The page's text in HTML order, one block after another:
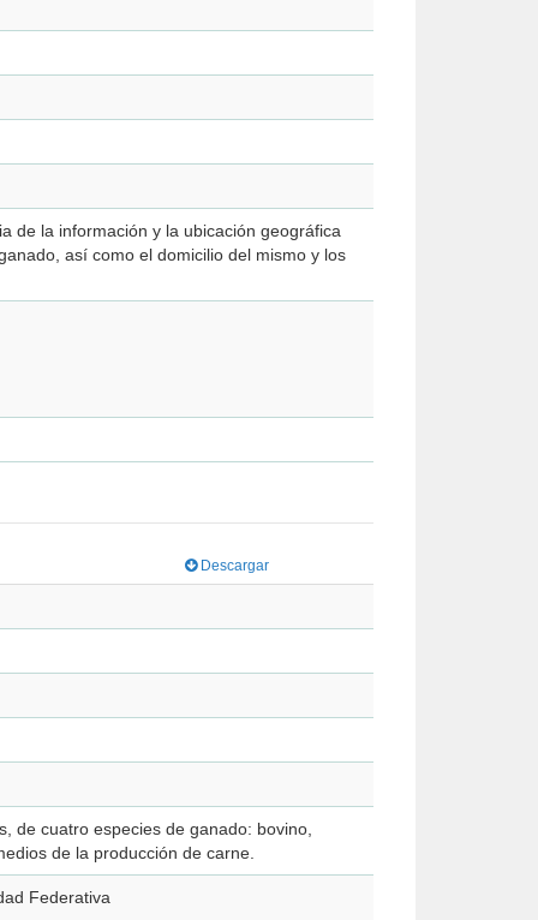
de la información y la ubicación geográfica
así como el domicilio del mismo y los
Descargar
de cuatro especies de ganado: bovino,
de la producción de carne.
Federativa